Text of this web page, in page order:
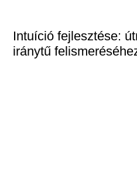
Intuíció fejlesztése:
iránytű